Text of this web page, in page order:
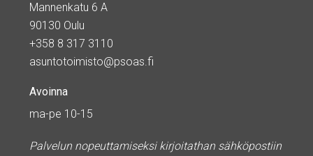
Mannenkatu 6 A
90130 Oulu
+358 8 317 3110
asuntotoimisto@psoas.fi
Avoinna
ma-pe 10-15
Palvelun nopeuttamiseksi kirjoitathan sähköpostiin